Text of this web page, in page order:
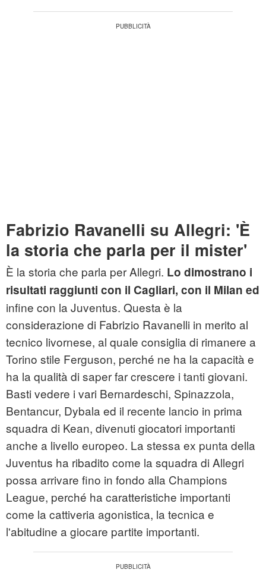
Fabrizio Ravanelli su Allegri: 'È
la storia che parla per il mister'
È la storia che parla per Allegri. Lo dimostrano i
risultati raggiunti con il Cagliari, con il Milan ed
infine con la Juventus. Questa è la
considerazione di Fabrizio Ravanelli in merito al
tecnico livornese, al quale consiglia di rimanere a
Torino stile Ferguson, perché ne ha la capacità e
ha la qualità di saper far crescere i tanti giovani.
Basti vedere i vari Bernardeschi, Spinazzola,
Bentancur, Dybala ed il recente lancio in prima
squadra di Kean, divenuti giocatori importanti
anche a livello europeo. La stessa ex punta della
Juventus ha ribadito come la squadra di Allegri
possa arrivare fino in fondo alla Champions
League, perché ha caratteristiche importanti
come la cattiveria agonistica, la tecnica e
l'abitudine a giocare partite importanti.